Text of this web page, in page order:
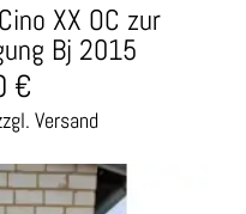
XX OC zur
Bj 2015
Versand
€